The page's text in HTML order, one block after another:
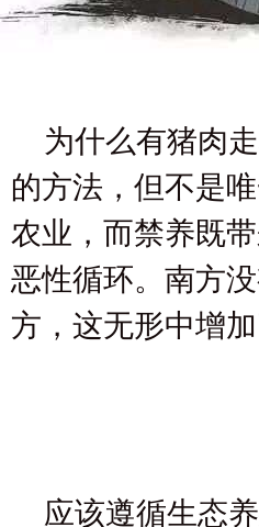
为什么有猪肉
的方法，但不是
农业，而禁养既
恶性循环。南方
方，这无形中增
应该遵循生态